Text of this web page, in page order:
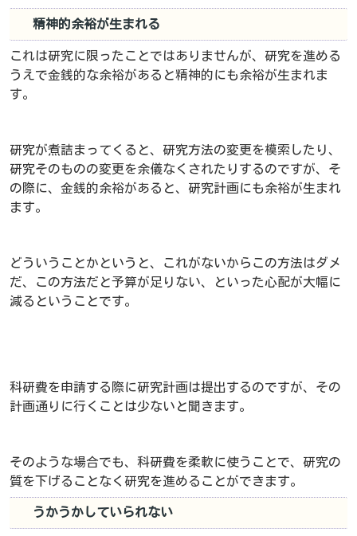
精神的余裕が生まれる
これは研究に限ったことではありませんが、研究を進める
うえで金銭的な余裕があると精神的にも余裕が生まれま
す。
研究が煮詰まってくると、研究方法の変更を模索したり、
研究そのものの変更を余儀なくされたりするのですが、そ
の際に、金銭的余裕があると、研究計画にも余裕が生まれ
ます。
どういうことかというと、これがないからこの方法はダメ
だ、この方法だと予算が足りない、といった心配が大幅に
減るということです。
科研費を申請する際に研究計画は提出するのですが、その
計画通りに行くことは少ないと聞きます。
そのような場合でも、科研費を柔軟に使うことで、研究の
質を下げることなく研究を進めることができます。
うかうかしていられない